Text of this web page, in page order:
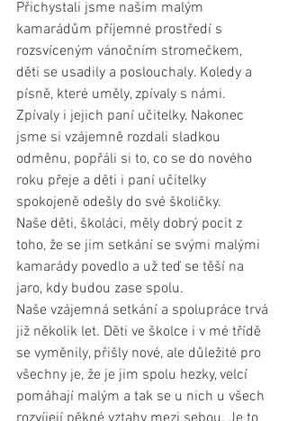
Přichystali jsme našim malým
kamarádům příjemné prostředí s
rozsvíceným vánočním stromečkem,
děti se usadily a poslouchaly. Koledy a
písně, které uměly, zpívaly s námi.
Zpívaly i jejich paní učitelky. Nakonec
jsme si vzájemně rozdali sladkou
odměnu, popřáli si to, co se do nového
roku přeje a děti i paní učitelky
spokojeně odešly do své školičky.
Naše děti, školáci, měly dobrý pocit z
toho, že se jim setkání se svými malými
kamarády povedlo a už teď se těší na
jaro, kdy budou zase spolu.
Naše vzájemná setkání a spolupráce trvá
již několik let. Děti ve školce i v mé třídě
se vyměnily, přišly nové, ale důležité pro
všechny je, že je jim spolu hezky, velcí
pomáhají malým a tak se u nich u všech